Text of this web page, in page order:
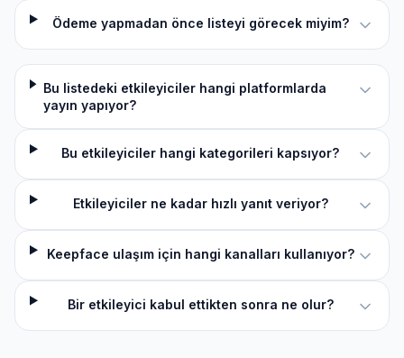
Ödeme yapmadan önce listeyi görecek miyim?
Bu listedeki etkileyiciler hangi platformlarda
yayın yapıyor?
Bu etkileyiciler hangi kategorileri kapsıyor?
Etkileyiciler ne kadar hızlı yanıt veriyor?
Keepface ulaşım için hangi kanalları kullanıyor?
Bir etkileyici kabul ettikten sonra ne olur?